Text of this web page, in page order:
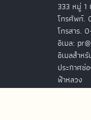
333 หมู่ 1
โทรศัพท์.
โทรสาร.
อีเมล:
อีเมลสำห
ประกาศช่
ฟ้าหลวง